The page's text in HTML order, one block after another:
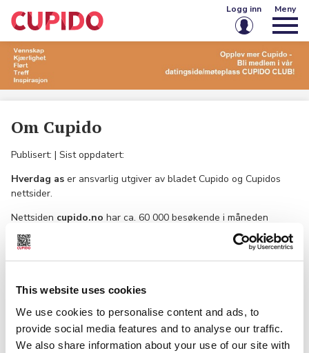
This website uses cookies
We use cookies to personalise content and ads, to
provide social media features and to analyse our traffic.
We also share information about your use of our site with
Logg inn
E-post eller brukernavn
Logg inn
Glemt passord? Opprett konto
Meny
Om Cupido
Publisert: | Sist oppdatert:
Hverdag as er ansvarlig utgiver av bladet Cupido og Cupidos
nettsider.
Nettsiden cupido.no har ca. 60 000 besøkende i måneden
(Ifølge Google Analytic gjennomsnitt antall brukere pr måned i
2020), hvor 42% av besøkende er kvinner og 48% menn.
Postboks 2686 Solli
Organisasjonnumer:912019136
Cupido
er registret varemerke i Patentstyret (Norge), med